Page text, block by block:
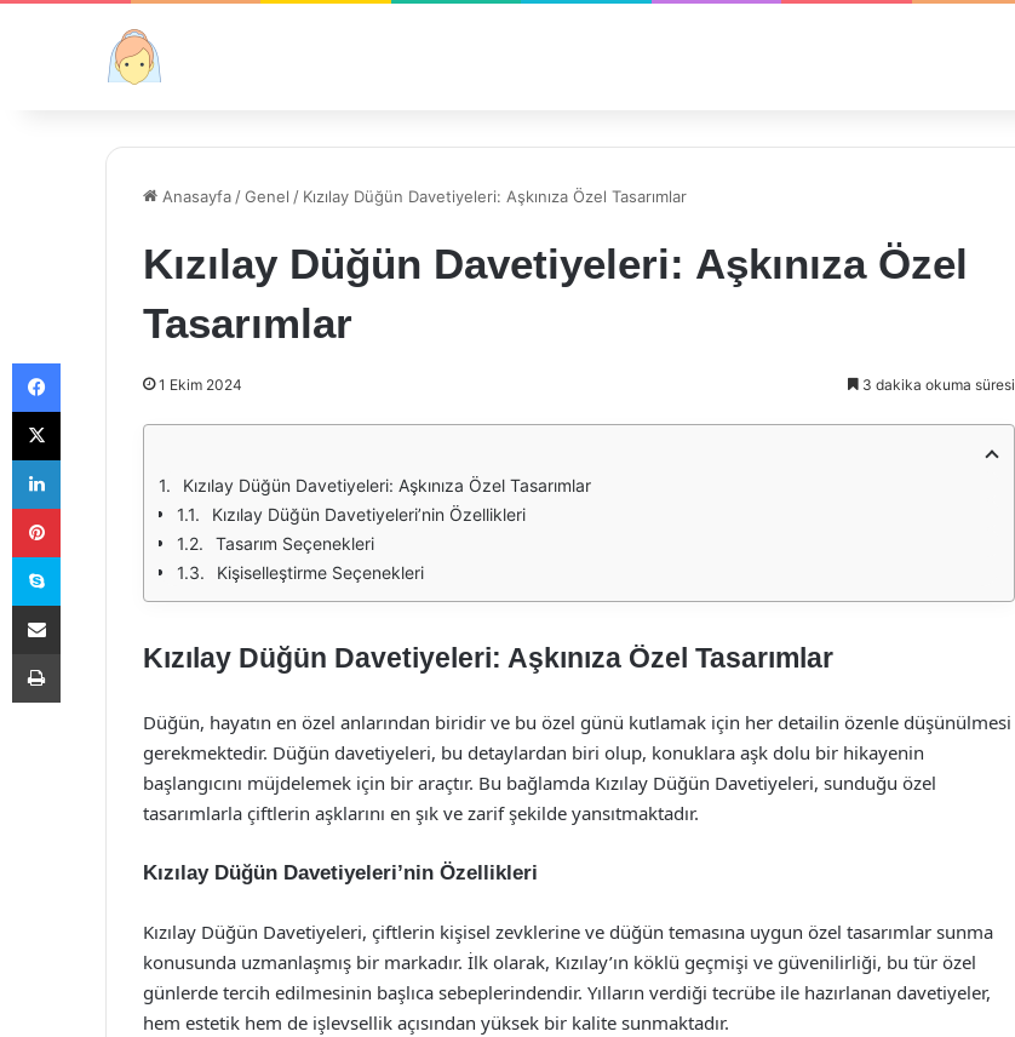
Anasayfa /Genel / Kızılay Düğün Davetiyeleri: Aşkınıza Özel Tasarımlar
Kızılay Düğün Davetiyeleri: Aşkınıza Özel
Tasarımlar
1 Ekim 2024 3 dakika okuma süresi
Kızılay Düğün Davetiyeleri: Aşkınıza Özel Tasarımlar
Kızılay Düğün Davetiyeleri’nin Özellikleri
Tasarım Seçenekleri
Kişiselleştirme Seçenekleri
Kızılay Düğün Davetiyeleri: Aşkınıza Özel Tasarımlar
Düğün, hayatın en özel anlarından biridir ve bu özel günü kutlamak için her detailin özenle düşünülmesi
gerekmektedir. Düğün davetiyeleri, bu detaylardan biri olup, konuklara aşk dolu bir hikayenin
başlangıcını müjdelemek için bir araçtır. Bu bağlamda Kızılay Düğün Davetiyeleri, sunduğu özel
tasarımlarla çiftlerin aşklarını en şık ve zarif şekilde yansıtmaktadır.
Kızılay Düğün Davetiyeleri’nin Özellikleri
Kızılay Düğün Davetiyeleri, çiftlerin kişisel zevklerine ve düğün temasına uygun özel tasarımlar sunma
konusunda uzmanlaşmış bir markadır. İlk olarak, Kızılay’ın köklü geçmişi ve güvenilirliği, bu tür özel
günlerde tercih edilmesinin başlıca sebeplerindendir. Yılların verdiği tecrübe ile hazırlanan davetiyeler,
hem estetik hem de işlevsellik açısından yüksek bir kalite sunmaktadır.
Facebook
X
LinkedIn
Pinterest
Skype
E-Posta ile paylaş